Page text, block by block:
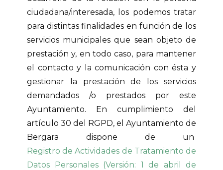
ciudadana/interesada, los podemos tratar
para distintas finalidades en función de los
servicios municipales que sean objeto de
prestación y, en todo caso, para mantener
el contacto y la comunicación con ésta y
gestionar la prestación de los servicios
demandados /o prestados por este
Ayuntamiento. En cumplimiento del
artículo 30 del RGPD, el Ayuntamiento de
Bergara dispone de un
Registro de Actividades de Tratamiento de
Datos Personales (Versión: 1 de abril de